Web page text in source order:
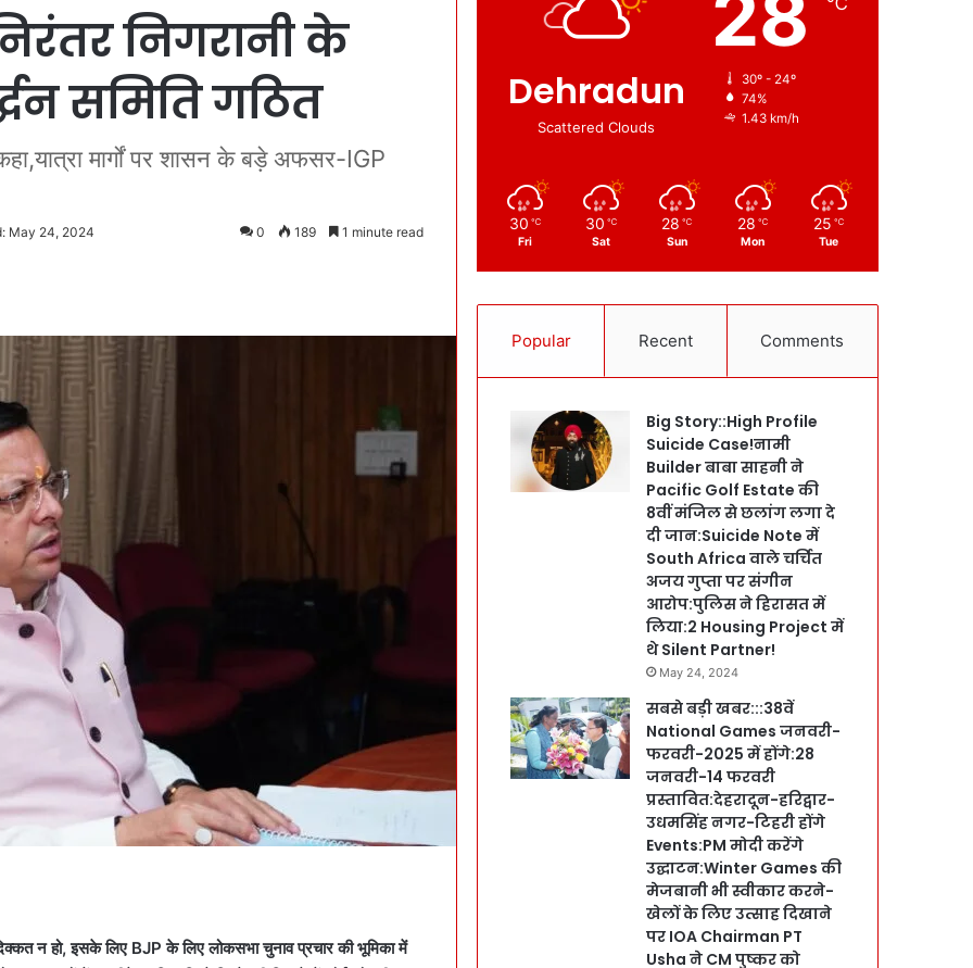
निगरानी के
समिति गठित
मार्गों पर शासन के बड़े अफसर-IGP
May 24, 2024 0 189 1 minute read
न हो, इसके लिए BJP के लिए लोकसभा चुनाव प्रचार की भूमिका में
Dehradun
Scattered Clouds
30º - 24º
74%
1.43 km/h
30 ℃
Fri
30 ℃
Sat
28 ℃
Sun
28 ℃
Mon
25 ℃
Tue
Popular Recent Comments
Big Story::High Profile
Suicide Case!नामी
Builder बाबा साहनी ने
Pacific Golf Estate की
8वीं मंजिल से छलांग लगा दे
दी जान:Suicide Note में
South Africa वाले चर्चित
अजय गुप्ता पर संगीन
आरोप:पुलिस ने हिरासत में
लिया:2 Housing Project में
थे Silent Partner!
May 24, 2024
सबसे बड़ी खबर:::38वें
National Games जनवरी-
फरवरी-2025 में होंगे:28
जनवरी-14 फरवरी
प्रस्तावित:देहरादून-हरिद्वार-
उधमसिंह नगर-टिहरी होंगे
Events:PM मोदी करेंगे
उद्घाटन:Winter Games की
मेजबानी भी स्वीकार करने-
खेलों के लिए उत्साह दिखाने
पर IOA Chairman PT
Usha ने CM पुष्कर को